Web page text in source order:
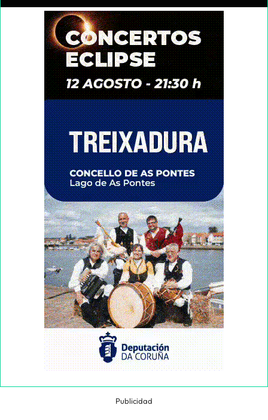
Publicidad